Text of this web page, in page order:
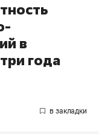
в
года